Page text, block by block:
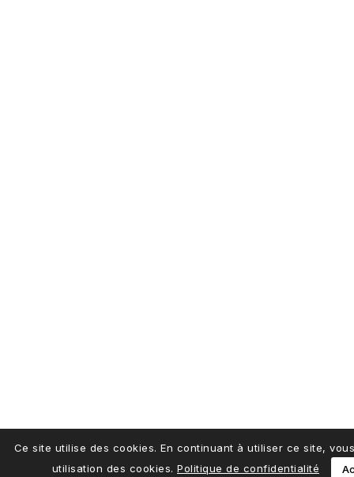
Ce site utilise des cookies. En continuant à utiliser ce site,
utilisation des cookies. Politique de confidentialité